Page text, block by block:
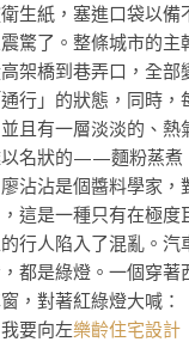
生紙，塞進口袋以備
驚了。整條城市的主
架橋到巷弄口，全部
行」的狀態，同時，
且有一層淡淡的、熱
以名狀的——麵粉蒸煮
沾沾是個醬料學家，
這是一種只有在極度
行人陷入了混亂。汽
都是綠燈。一個穿著
，對著紅綠燈大喊：
要向左樂齡住宅設計